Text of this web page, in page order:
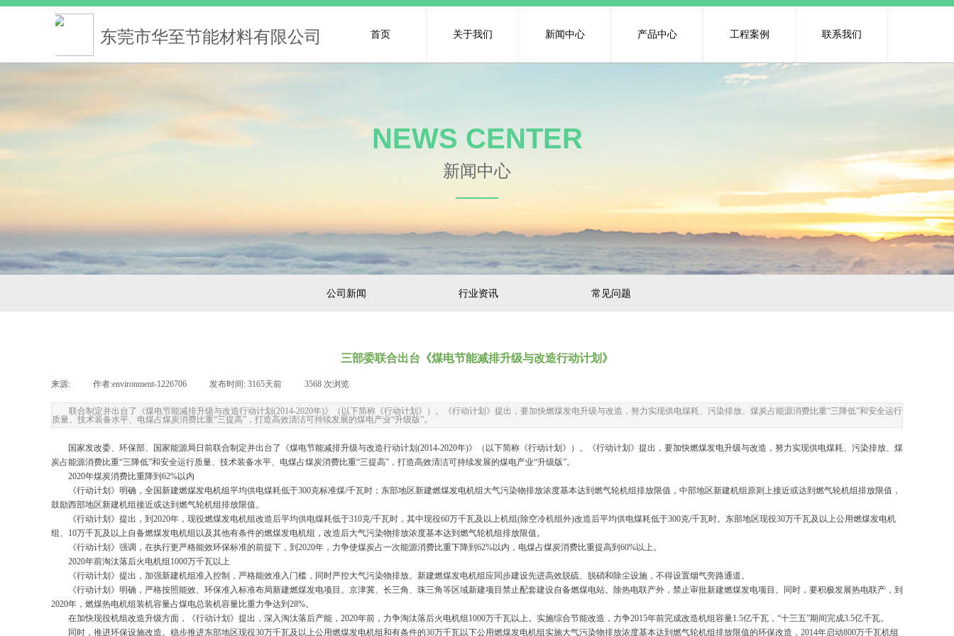
首页 关于我们 新闻中心 产品中心 工程案例 联系我们
东莞市华至节能材料有限公司
新闻中心​
NEWS CENTER
公司新闻 行业资讯 常见问题
三部委联合出台《煤电节能减排升级与改造行动计划》
来源: 作者:environment-1226706 发布时间: 3165天前 3568 次浏览
联合制定并出台了《煤电节能减排升级与改造行动计划(2014-2020年)》（以下简称《行动计划》）。《行动计划》提出，要加快燃煤发电升级与改造，努力实现供电煤耗、污染排放、煤炭占能源消费比重“三降低”和安全运行
质量、技术装备水平、电煤占煤炭消费比重“三提高”，打造高效清洁可持续发展的煤电产业“升级版”。
国家发改委、环保部、国家能源局日前联合制定并出台了《煤电节能减排升级与改造行动计划(2014-2020年)》（以下简称《行动计划》）。《行动计划》提出，要加快燃煤发电升级与改造，努力实现供电煤耗、污染排放、煤
炭占能源消费比重“三降低”和安全运行质量、技术装备水平、电煤占煤炭消费比重“三提高”，打造高效清洁可持续发展的煤电产业“升级版”。
2020年煤炭消费比重降到62%以内
《行动计划》明确，全国新建燃煤发电机组平均供电煤耗低于300克标准煤/千瓦时；东部地区新建燃煤发电机组大气污染物排放浓度基本达到燃气轮机组排放限值，中部地区新建机组原则上接近或达到燃气轮机组排放限值，
鼓励西部地区新建机组接近或达到燃气轮机组排放限值。
《行动计划》提出，到2020年，现役燃煤发电机组改造后平均供电煤耗低于310克/千瓦时，其中现役60万千瓦及以上机组(除空冷机组外)改造后平均供电煤耗低于300克/千瓦时。东部地区现役30万千瓦及以上公用燃煤发电机
组、10万千瓦及以上自备燃煤发电机组以及其他有条件的燃煤发电机组，改造后大气污染物排放浓度基本达到燃气轮机组排放限值。
《行动计划》强调，在执行更严格能效环保标准的前提下，到2020年，力争使煤炭占一次能源消费比重下降到62%以内，电煤占煤炭消费比重提高到60%以上。
2020年前淘汰落后火电机组1000万千瓦以上
《行动计划》提出，加强新建机组准入控制，严格能效准入门槛，同时严控大气污染物排放。新建燃煤发电机组应同步建设先进高效脱硫、脱硝和除尘设施，不得设置烟气旁路通道。
《行动计划》明确，严格按照能效、环保准入标准布局新建燃煤发电项目。京津冀、长三角、珠三角等区域新建项目禁止配套建设自备燃煤电站。除热电联产外，禁止审批新建燃煤发电项目。同时，要积极发展热电联产，到
2020年，燃煤热电机组装机容量占煤电总装机容量比重力争达到28%。
在加快现役机组改造升级方面，《行动计划》提出，深入淘汰落后产能，2020年前，力争淘汰落后火电机组1000万千瓦以上。实施综合节能改造，力争2015年前完成改造机组容量1.5亿千瓦，“十三五”期间完成3.5亿千瓦。
同时，推进环保设施改造。稳步推进东部地区现役30万千瓦及以上公用燃煤发电机组和有条件的30万千瓦以下公用燃煤发电机组实施大气污染物排放浓度基本达到燃气轮机组排放限值的环保改造，2014年启动800万千瓦机组